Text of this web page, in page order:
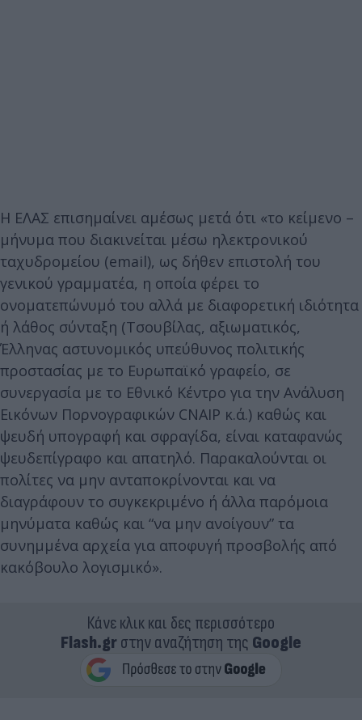
Η ΕΛΑΣ επισημαίνει αμέσως μετά ότι «το κείμενο –
μήνυμα που διακινείται μέσω ηλεκτρονικού
ταχυδρομείου (email), ως δήθεν επιστολή του
γενικού γραμματέα, η οποία φέρει το
ονοματεπώνυμό του αλλά με διαφορετική ιδιότητα
ή λάθος σύνταξη (Τσουβίλας, αξιωματικός,
Έλληνας αστυνομικός υπεύθυνος πολιτικής
προστασίας με το Ευρωπαϊκό γραφείο, σε
συνεργασία με το Εθνικό Κέντρο για την Ανάλυση
Εικόνων Πορνογραφικών CNAIP κ.ά.) καθώς και
ψευδή υπογραφή και σφραγίδα, είναι καταφανώς
ψευδεπίγραφο και απατηλό. Παρακαλούνται οι
πολίτες να μην ανταποκρίνονται και να
διαγράφουν το συγκεκριμένο ή άλλα παρόμοια
μηνύματα καθώς και “να μην ανοίγουν” τα
συνημμένα αρχεία για αποφυγή προσβολής από
κακόβουλο λογισμικό».
Κάνε κλικ και δες περισσότερο
Flash.grστην αναζήτηση της Google